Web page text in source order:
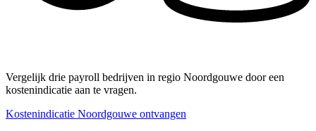
Vergelijk drie payroll bedrijven in regio Noordgouwe door een
kostenindicatie aan te vragen.
Kostenindicatie Noordgouwe ontvangen